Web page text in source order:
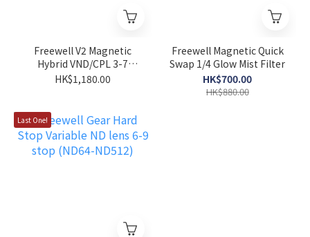
Freewell V2 Magnetic
Hybrid VND/CPL 3-7
Stops Filter
HK$1,180.00
Freewell Magnetic Quick
Swap 1/4 Glow Mist Filter
HK$700.00
HK$880.00
Last One!